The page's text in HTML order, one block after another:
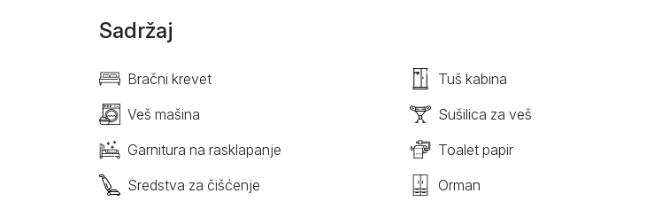
Sadržaj
Bračni krevet
Tuš kabina
Veš mašina
Sušilica za veš
Garnitura na rasklapanje
Toalet papir
Sredstva za čišćenje
Orman